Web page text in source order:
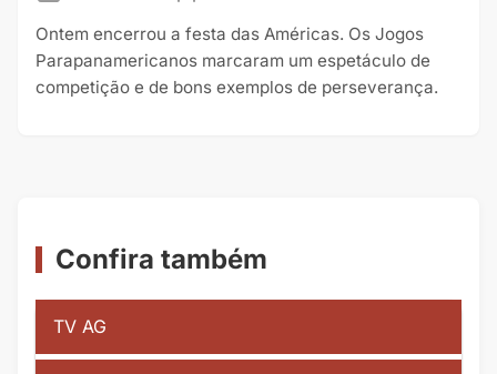
Ontem encerrou a festa das Américas. Os Jogos
Parapanamericanos marcaram um espetáculo de
competição e de bons exemplos de perseverança.
Confira também
TV AG